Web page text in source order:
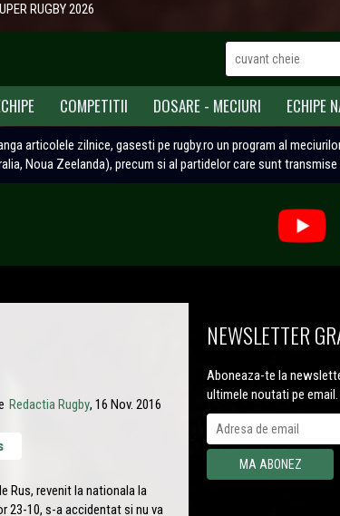
RUGBY 2026
COMPETITII DOSARE - MECIURI ECHIPE
articolele zilnice, gasesti pe rugby.ro un program al
Noua Zeelanda), precum si al partidelor care sunt transmise
Redactia Rugby, 16 Nov. 2016
Rus, revenit la nationala la
23-10, s-a accidentat si nu va
NEWSLETTER
Aboneaza-te la
ultimele noutati pe email.